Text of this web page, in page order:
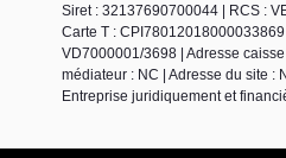
Siret : 32137690700044 | RCS :
Carte T :
VD7000001/3698 | Adresse
médiateur : NC | Adresse du site :
Entreprise juridiquement et